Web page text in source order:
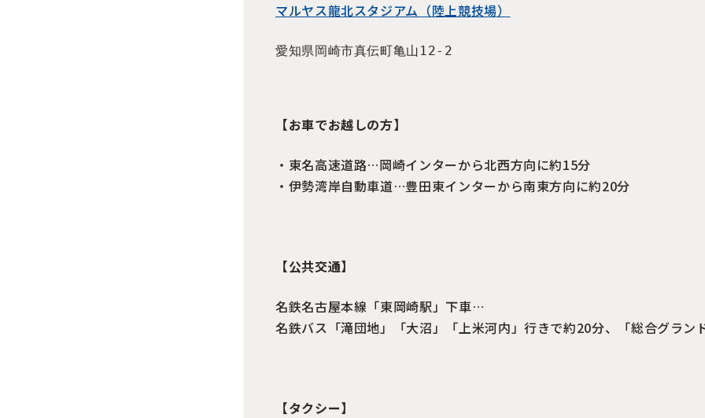
マルヤス龍北スタジアム（陸上競技場）
愛知県岡崎市真伝町亀山12-2
【お車でお越しの方】
・東名高速道路…岡崎インターから北西方向に約15分
・伊勢湾岸自動車道…豊田東インターから南東方向に約20分
【公共交通】
名鉄名古屋本線「東岡崎駅」下車…
名鉄バス「滝団地」「大沼」「上米河内」行きで約20分、「総合グラン
【タクシー】